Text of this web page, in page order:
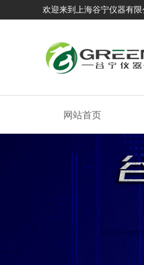
欢迎来到上海谷宁仪器有限
网站首页